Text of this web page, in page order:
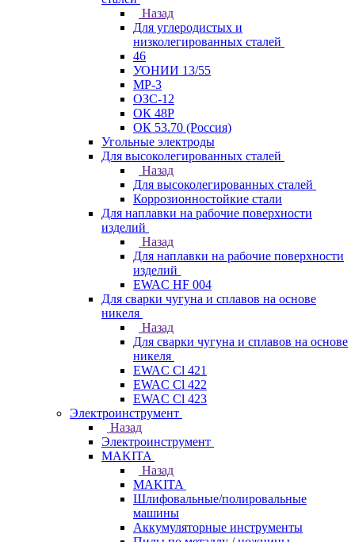
Назад
Для углеродистых и
низколегированных сталей
46
УОНИИ 13/55
МР-3
ОЗС-12
ОК 48Р
ОК 53.70 (Россия)
Угольные электроды
Для высоколегированных сталей
Назад
Для высоколегированных сталей
Коррозионностойкие стали
Для наплавки на рабочие поверхности
изделий
Назад
Для наплавки на рабочие поверхности
изделий
EWAC HF 004
Для сварки чугуна и сплавов на основе
никеля
Назад
Для сварки чугуна и сплавов на основе
никеля
EWAC Cl 421
EWAC Cl 422
EWAC Cl 423
Электроинструмент
Назад
Электроинструмент
МAKITA
Назад
МAKITA
Шлифовальные/полировальные
машины
Аккумуляторные инструменты